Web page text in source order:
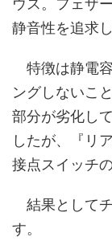
ウス。フェザ
静音性を追求
特徴は静電
ングしないこ
部分が劣化し
したが、『リ
接点スイッチ
結果として
す。